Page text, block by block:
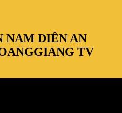
NAM DIÊN AN
TV